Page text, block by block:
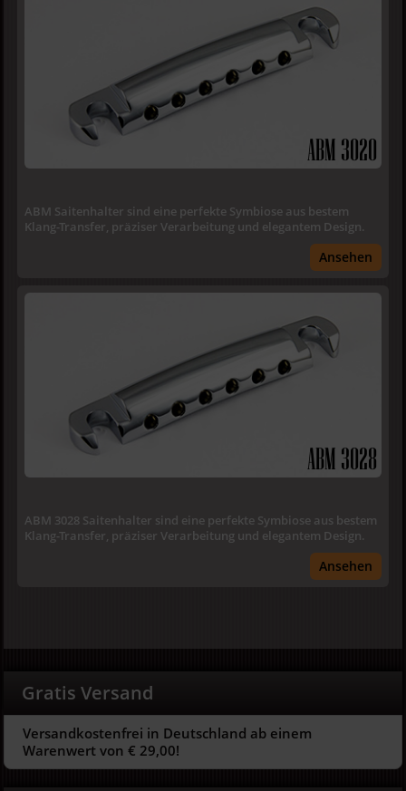
ABM 3020
ABM Saitenhalter sind eine perfekte Symbiose aus bestem
Klang-Transfer, präziser Verarbeitung und elegantem Design.
Ansehen
ABM 3028
ABM 3028 Saitenhalter sind eine perfekte Symbiose aus bestem
Klang-Transfer, präziser Verarbeitung und elegantem Design.
Ansehen
Gratis Versand
Versandkostenfrei in Deutschland ab einem
Warenwert von € 29,00!